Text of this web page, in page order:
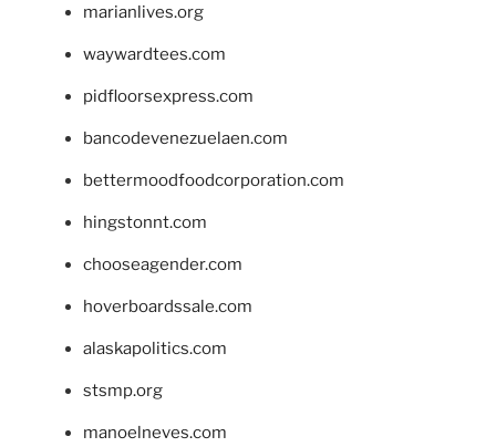
marianlives.org
waywardtees.com
pidfloorsexpress.com
bancodevenezuelaen.com
bettermoodfoodcorporation.com
hingstonnt.com
chooseagender.com
hoverboardssale.com
alaskapolitics.com
stsmp.org
manoelneves.com